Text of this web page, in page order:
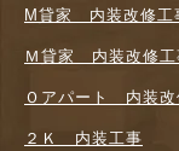
M貸家 内装改修工
Ｍ貸家 内装改修工
Ｏアパート 内装改
２Ｋ 内装工事